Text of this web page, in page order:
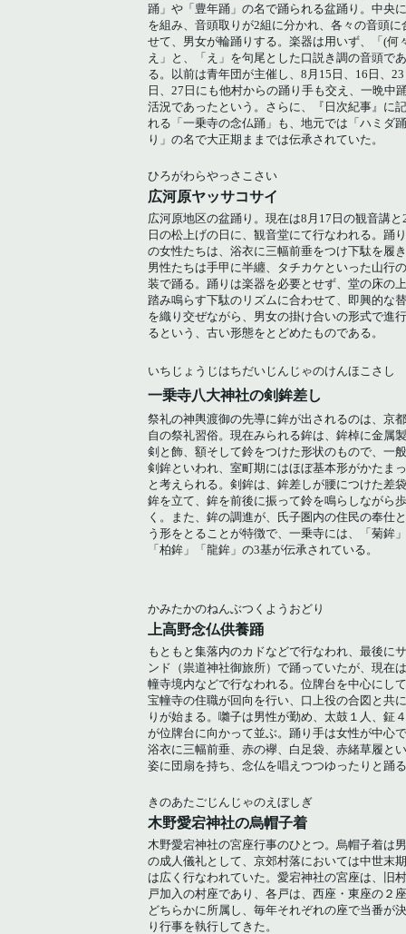
踊」や「豊年踊」の名で踊られる盆踊り。中央
を組み、音頭取りが2組に分かれ、各々の音頭に
せて、男女が輪踊りする。楽器は用いず、「(何
え」と、「え」を句尾とした口説き調の音頭であ
る。以前は青年団が主催し、8月15日、16日、23
日、27日にも他村からの踊り手も交え、一晩中
活況であったという。さらに、『日次紀事』に
れる「一乗寺の念仏踊」も、地元では「ハミダ踊
り」の名で大正期ままでは伝承されていた。
ひろがわらやっさこさい
広河原ヤッサコサイ
広河原地区の盆踊り。現在は8月17日の観音講と
日の松上げの日に、観音堂にて行なわれる。踊
の女性たちは、浴衣に三幅前垂をつけ下駄を履
男性たちは手甲に半纏、タチカケといった山行
装で踊る。踊りは楽器を必要とせず、堂の床の
踏み鳴らす下駄のリズムに合わせて、即興的な
を織り交ぜながら、男女の掛け合いの形式で進
るという、古い形態をとどめたものである。
いちじょうじはちだいじんじゃのけんほこさし
一乗寺八大神社の剣鉾差し
祭礼の神輿渡御の先導に鉾が出されるのは、京
自の祭礼習俗。現在みられる鉾は、鉾棹に金属
剣と飾、額そして鈴をつけた形状のもので、一
剣鉾といわれ、室町期にはほぼ基本形がかたま
と考えられる。剣鉾は、鉾差しが腰につけた差
鉾を立て、鉾を前後に振って鈴を鳴らしながら歩
く。また、鉾の調進が、氏子圏内の住民の奉仕
う形をとることが特徴で、一乗寺には、「菊鉾」
「柏鉾」「龍鉾」の3基が伝承されている。
かみたかのねんぶつくようおどり
上高野念仏供養踊
もともと集落内のカドなどで行なわれ、最後に
ンド（祟道神社御旅所）で踊っていたが、現在
幢寺境内などで行なわれる。位牌台を中心にし
宝幢寺の住職が回向を行い、口上役の合図と共
りが始まる。囃子は男性が勤め、太鼓１人、鉦
が位牌台に向かって並ぶ。踊り手は女性が中心
浴衣に三幅前垂、赤の襷、白足袋、赤緒草履と
姿に団扇を持ち、念仏を唱えつつゆったりと踊
きのあたごじんじゃのえぼしぎ
木野愛宕神社の烏帽子着
木野愛宕神社の宮座行事のひとつ。烏帽子着は
の成人儀礼として、京郊村落においては中世末
は広く行なわれていた。愛宕神社の宮座は、旧
戸加入の村座であり、各戸は、西座・東座の２
どちらかに所属し、毎年それぞれの座で当番が
り行事を執行してきた。